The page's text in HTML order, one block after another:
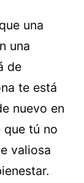
una
una
de
te está
nuevo en
que tú no
valiosa